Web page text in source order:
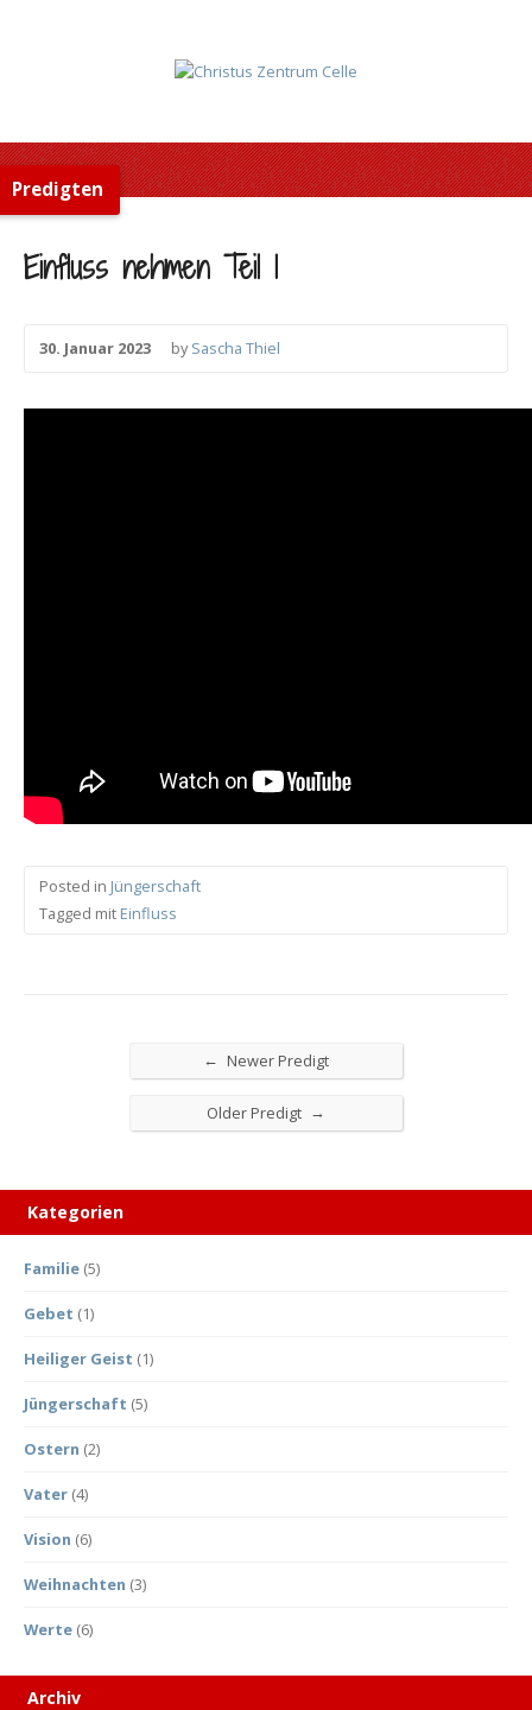
Predigten
Einfluss nehmen Teil 1
30. Januar 2023 bySascha Thiel
Posted in Jüngerschaft
Tagged mit Einfluss
← Newer Predigt
Older Predigt →
Kategorien
Familie (5)
Gebet (1)
Heiliger Geist (1)
Jüngerschaft (5)
Ostern (2)
Vater (4)
Vision (6)
Weihnachten (3)
Werte (6)
Archiv